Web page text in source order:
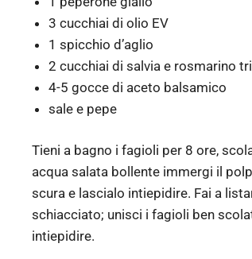
3 cucchiai di olio EV
1 spicchio d’aglio
2 cucchiai di salvia e rosmarino
4-5 gocce di aceto balsamico
sale e pepe
Tieni a bagno i fagioli per 8 ore,
acqua salata bollente immergi il
scura e lascialo intiepidire. Fai a
schiacciato; unisci i fagioli ben
intiepidire.